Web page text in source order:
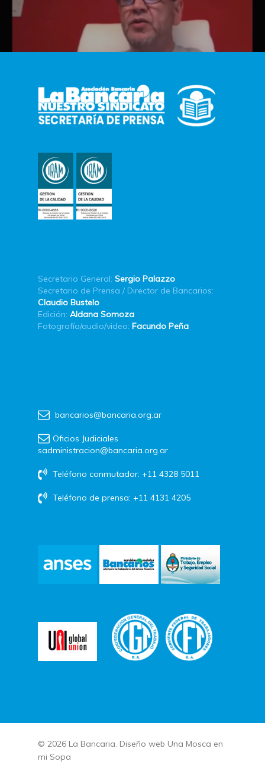
Secretario General: Sergio Palazzo
Secretario de Prensa / Director de Bancarios:
Claudio Bustelo
Edición: Aldana Somoza
Fotografía/audio/video: Facundo Peña
bancarios@bancaria.org.ar
Oficios Judiciales
sadministracion@bancaria.org.ar
Teléfono conmutador: +11 4328 5011
Teléfono de prensa: +11 4131 4205
© 2026 La Bancaria. Diseño web Una Mosca en
mi Sopa